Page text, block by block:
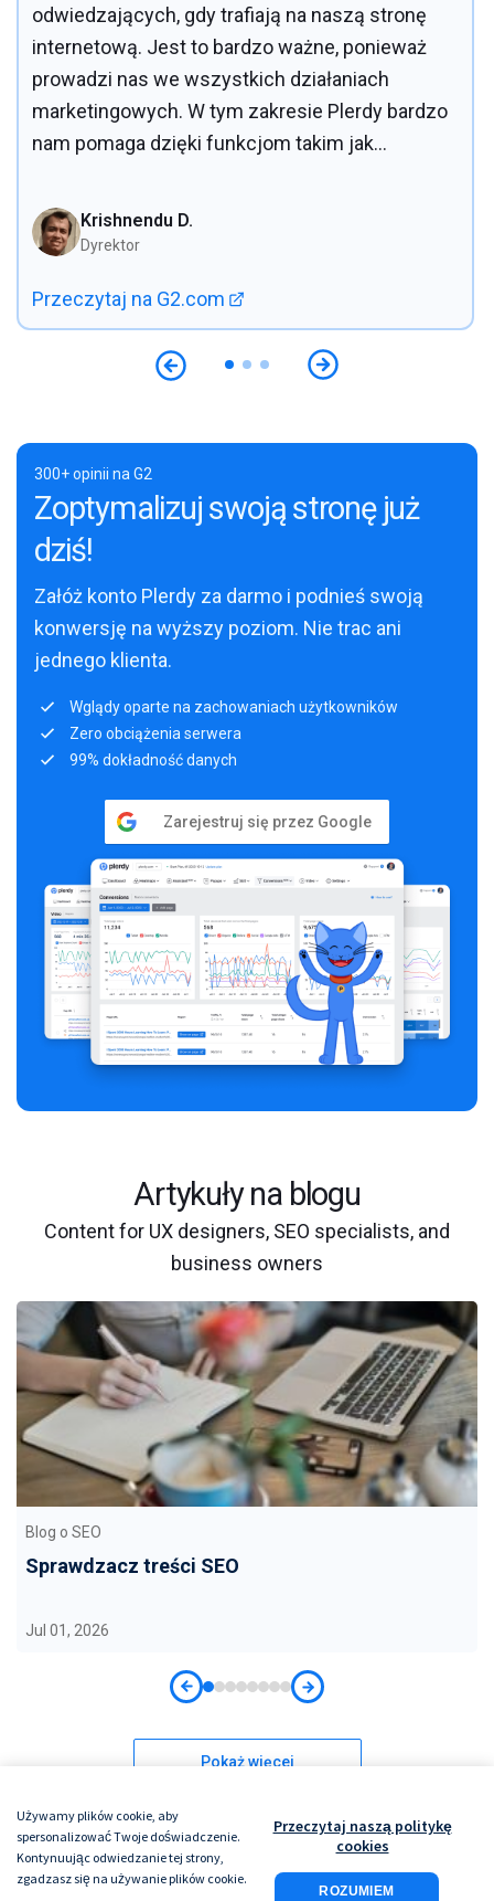
odwiedzających, gdy trafiają na naszą stronę
internetową. Jest to bardzo ważne, ponieważ
prowadzi nas we wszystkich działaniach
marketingowych. W tym zakresie Plerdy bardzo
nam pomaga dzięki funkcjom takim jak
bardzo kosztowo efektywne rozwiązanie dla
naszej firmy, ponieważ inne narzędzia o
Lubię również łatwość obsługi, ponieważ
interfejs użytkownika jest dość intuicyjny.
Krishnendu D.
Dyrektor
Przeczytaj na G2.com
300+ opinii na G2
Zoptymalizuj swoją stronę już
dziś!
Załóż konto Plerdy za darmo i podnieś swoją
konwersję na wyższy poziom. Nie trac ani
jednego klienta.
Wglądy oparte na zachowaniach użytkowników
Zero obciążenia serwera
99% dokładność danych
Zarejestruj się przez Google
Artykuły na blogu
Content for UX designers, SEO specialists, and
business owners
Blog o SEO
Sprawdzacz treści SEO
Jul 01, 2026
Pokaż więcej
Używamy plików cookie, aby
spersonalizować Twoje doświadczenie.
Kontynuując odwiedzanie tej strony,
zgadzasz się na używanie plików cookie.
ROZUMIEM
Przeczytaj naszą politykę
cookies